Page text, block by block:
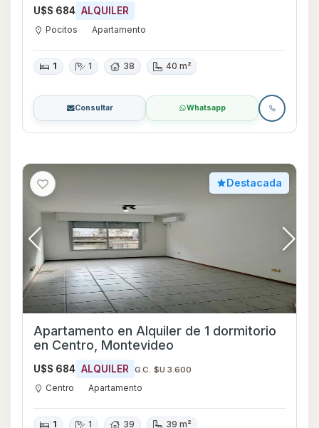
U$S 684 ALQUILER
Pocitos Apartamento
1 1 38 40 m²
Consultar Whatsapp
Destacada
Apartamento en Alquiler de 1 dormitorio
en Centro, Montevideo
U$S 684 ALQUILER G.C. $U 3.600
Centro Apartamento
1 1 39 39 m²